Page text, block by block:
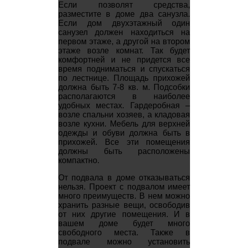
Если позволят средства,
разместите в доме два санузла.
Если дом двухэтажный один
санузел должен находиться на
первом этаже, а другой на втором
этаже возле комнат. Так будет
комфортней и не придется все
время подниматься и спускаться
по лестнице. Площадь прихожей
должна быть 7-8 кв. м. Подсобки
располагаются в наиболее
удобных местах. Гардеробная –
возле спальни хозяев, а кладовая
возле кухни. Мебель для верхней
одежды и обуви должна быть в
прихожей. Все эти помещения
должны быть расположены
компактно.
От подвала в доме отказываться
нельзя. Проект с подвалом имеет
много преимуществ. В нем можно
хранить разные вещи, освободив
от них другие помещения. И в
вашем доме будет много
свободного места. Также в
подвале можно установить